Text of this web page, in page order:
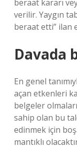
beraat kararı
verilir. Yaygın
beraat etti” ilan
Davada
En genel
açan etkenleri
belgeler
sahip olan bu
edinmek için
mantıklı